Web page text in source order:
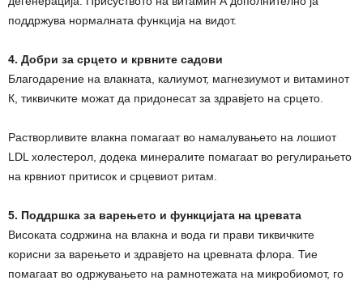
поддржува нормалната функција на видот.
4. Добри за срцето и крвните садови
Благодарение на влакната, калиумот, магнезиумот и витаминот
К, тиквичките можат да придонесат за здравјето на срцето.
Растворливите влакна помагаат во намалувањето на лошиот
LDL холестерол, додека минералите помагаат во регулирањето
на крвниот притисок и срцевиот ритам.
5. Поддршка за варењето и функцијата на цревата
Високата содржина на влакна и вода ги прави тиквичките
корисни за варењето и здравјето на цревната флора. Тие
помагаат во одржувањето на рамнотежата на микробиомот, го